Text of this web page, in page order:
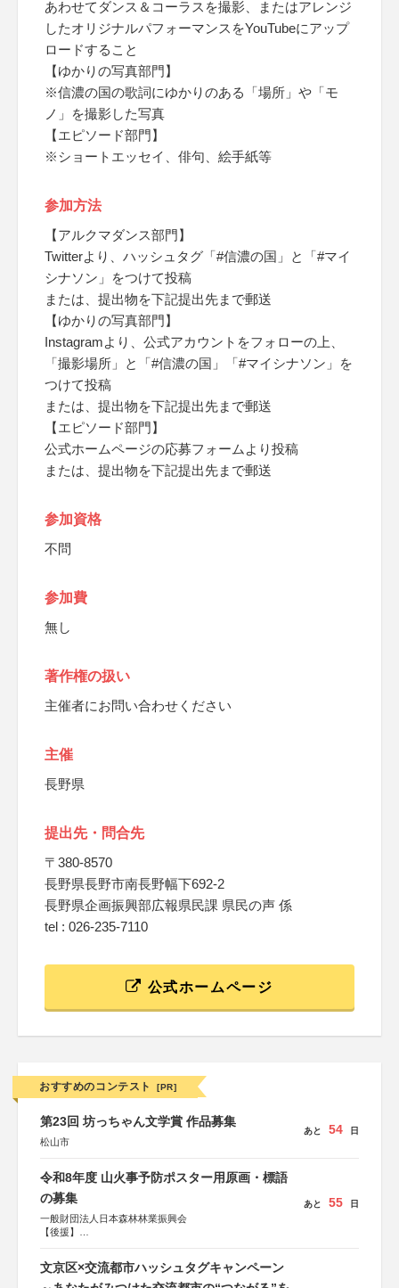
あわせてダンス＆コーラスを撮影、またはアレンジ
したオリジナルパフォーマンスをYouTubeにアップ
ロードすること
【ゆかりの写真部門】
※信濃の国の歌詞にゆかりのある「場所」や「モ
ノ」を撮影した写真
【エピソード部門】
※ショートエッセイ、俳句、絵手紙等
参加方法
【アルクマダンス部門】
Twitterより、ハッシュタグ「#信濃の国」と「#マイ
シナソン」をつけて投稿
または、提出物を下記提出先まで郵送
【ゆかりの写真部門】
Instagramより、公式アカウントをフォローの上、
「撮影場所」と「#信濃の国」「#マイシナソン」を
つけて投稿
または、提出物を下記提出先まで郵送
【エピソード部門】
公式ホームページの応募フォームより投稿
または、提出物を下記提出先まで郵送
参加資格
不問
参加費
無し
著作権の扱い
主催者にお問い合わせください
主催
長野県
提出先・問合先
〒380-8570
長野県長野市南長野幅下692-2
長野県企画振興部広報県民課 県民の声 係
tel : 026-235-7110
公式ホームページ
おすすめのコンテスト [PR]
第23回 坊っちゃん文学賞 作品募集
松山市
あと 54 日
令和8年度 山火事予防ポスター用原画・標語
の募集
一般財団法人日本森林林業振興会
【後援】
会、森林火災対策協会
あと 55 日
文京区×交流都市ハッシュタグキャンペーン